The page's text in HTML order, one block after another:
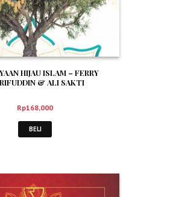
HIJAU ISLAM – FERRY
& ALI SAKTI
Rp168,000
BELI